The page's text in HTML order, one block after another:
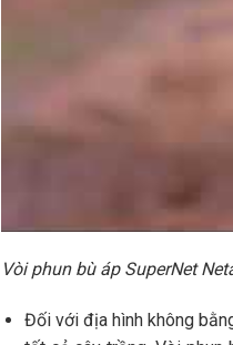
Xem thêm về Vòi tưới